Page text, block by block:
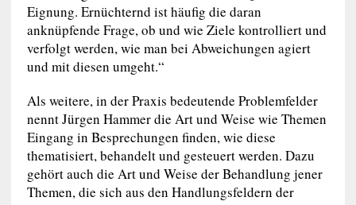
Eignung. Ernüchternd ist häufig die daran
anknüpfende Frage, ob und wie Ziele kontrolliert und
verfolgt werden, wie man bei Abweichungen agiert
und mit diesen umgeht.“
Als weitere, in der Praxis bedeutende Problemfelder
nennt Jürgen Hammer die Art und Weise wie Themen
Eingang in Besprechungen finden, wie diese
thematisiert, behandelt und gesteuert werden. Dazu
gehört auch die Art und Weise der Behandlung jener
Themen, die sich aus den Handlungsfeldern der